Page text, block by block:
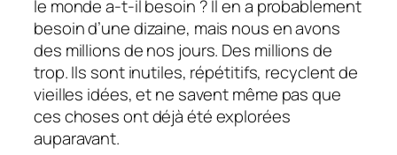
le monde a-t-il besoin ? Il en a probablement
besoin d’une dizaine, mais nous en avons
des millions de nos jours. Des millions de
trop. Ils sont inutiles, répétitifs, recyclent de
vieilles idées, et ne savent même pas que
ces choses ont déjà été explorées
auparavant.